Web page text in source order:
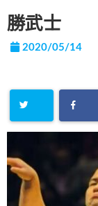
勝武士
2020/05/14